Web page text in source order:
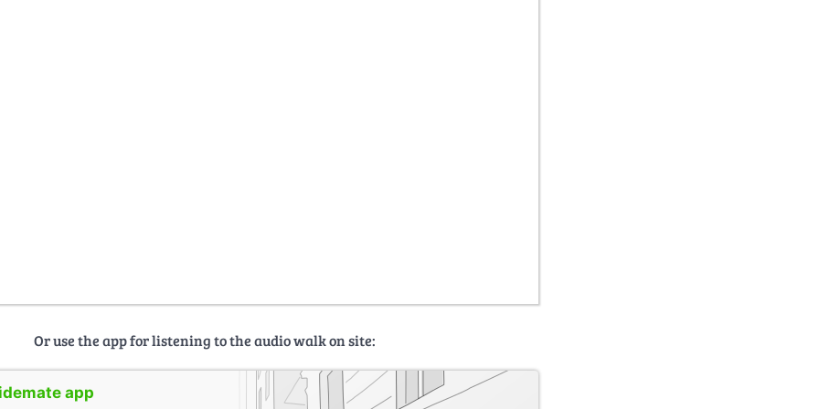
Or use the app for listening to the audio walk on site:
app